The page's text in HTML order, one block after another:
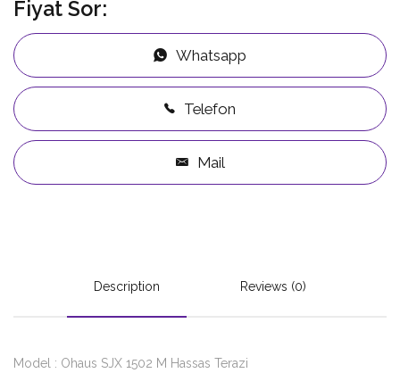
Fiyat Sor:
Whatsapp
Telefon
Mail
Description Reviews (0)
Model : Ohaus SJX 1502 M Hassas Terazi